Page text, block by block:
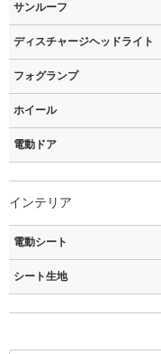
サンルーフ
ディスチャージヘッドライト
フォグランプ
ホイール
電動ドア
インテリア
電動シート
シート生地